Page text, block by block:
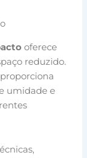
oferece
reduzido.
umidade e